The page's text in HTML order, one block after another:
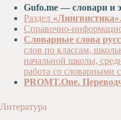
Gufo.me — словари и
Раздел «Лингвистика»
Справочно-
Словарные слова
слов по классам,
начальной школы,
работа со словарными
PROMT.One.
Литература